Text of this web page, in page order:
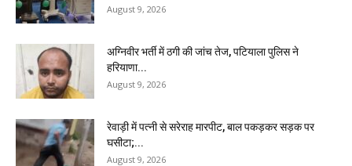
August 9, 2026
अग्निवीर भर्ती में ठगी की जांच तेज, पटियाला पुलिस ने
हरियाणा...
August 9, 2026
रेवाड़ी में पत्नी से सरेराह मारपीट, बाल पकड़कर सड़क पर
घसीटा;...
August 9, 2026